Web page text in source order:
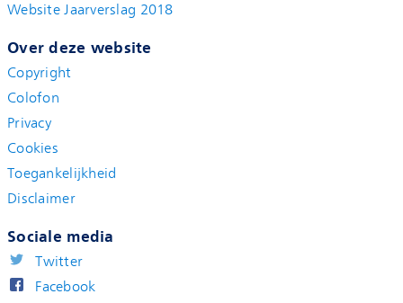
Website Jaarverslag 2018
Over deze website
Copyright
Colofon
Privacy
Cookies
Toegankelijkheid
Disclaimer
Sociale media
Twitter
Facebook